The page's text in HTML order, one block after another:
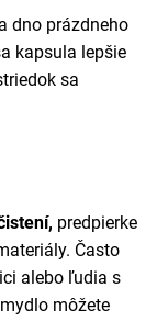
dno prázdneho
kapsula lepšie
sa
predpierke
Často
alebo ľudia s
môžete